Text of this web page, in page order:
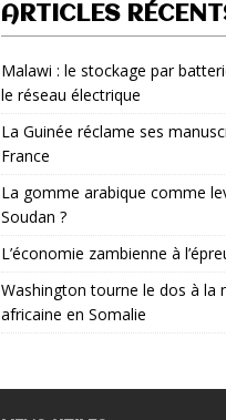
ARTICLES
Malawi : le stockage par
le réseau électrique
La Guinée réclame ses
France
La gomme arabique comme
Soudan ?
L’économie zambienne à
Washington tourne le dos à la
africaine en Somalie